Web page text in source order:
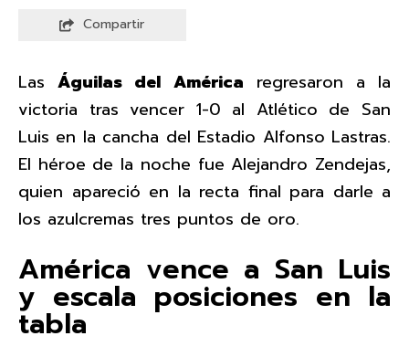
Compartir
LasÁguilas del América regresaron a la
victoria tras vencer 1-0 al Atlético de San
Luis en la cancha del Estadio Alfonso Lastras.
El héroe de la noche fue Alejandro Zendejas,
quien apareció en la recta final para darle a
los azulcremas tres puntos de oro.
América vence a San Luis
y escala posiciones en la
tabla